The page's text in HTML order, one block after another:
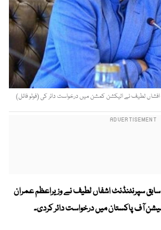
افشاں لطیف نے الیکشن کمشن میں درخواست دائر کی (فوٹو فائل)
سابق سپرنٹنڈنٹ اشفاں لطیف نے وزیراعظم عمران
آف پاکستان میں درخواست دائر کردی۔